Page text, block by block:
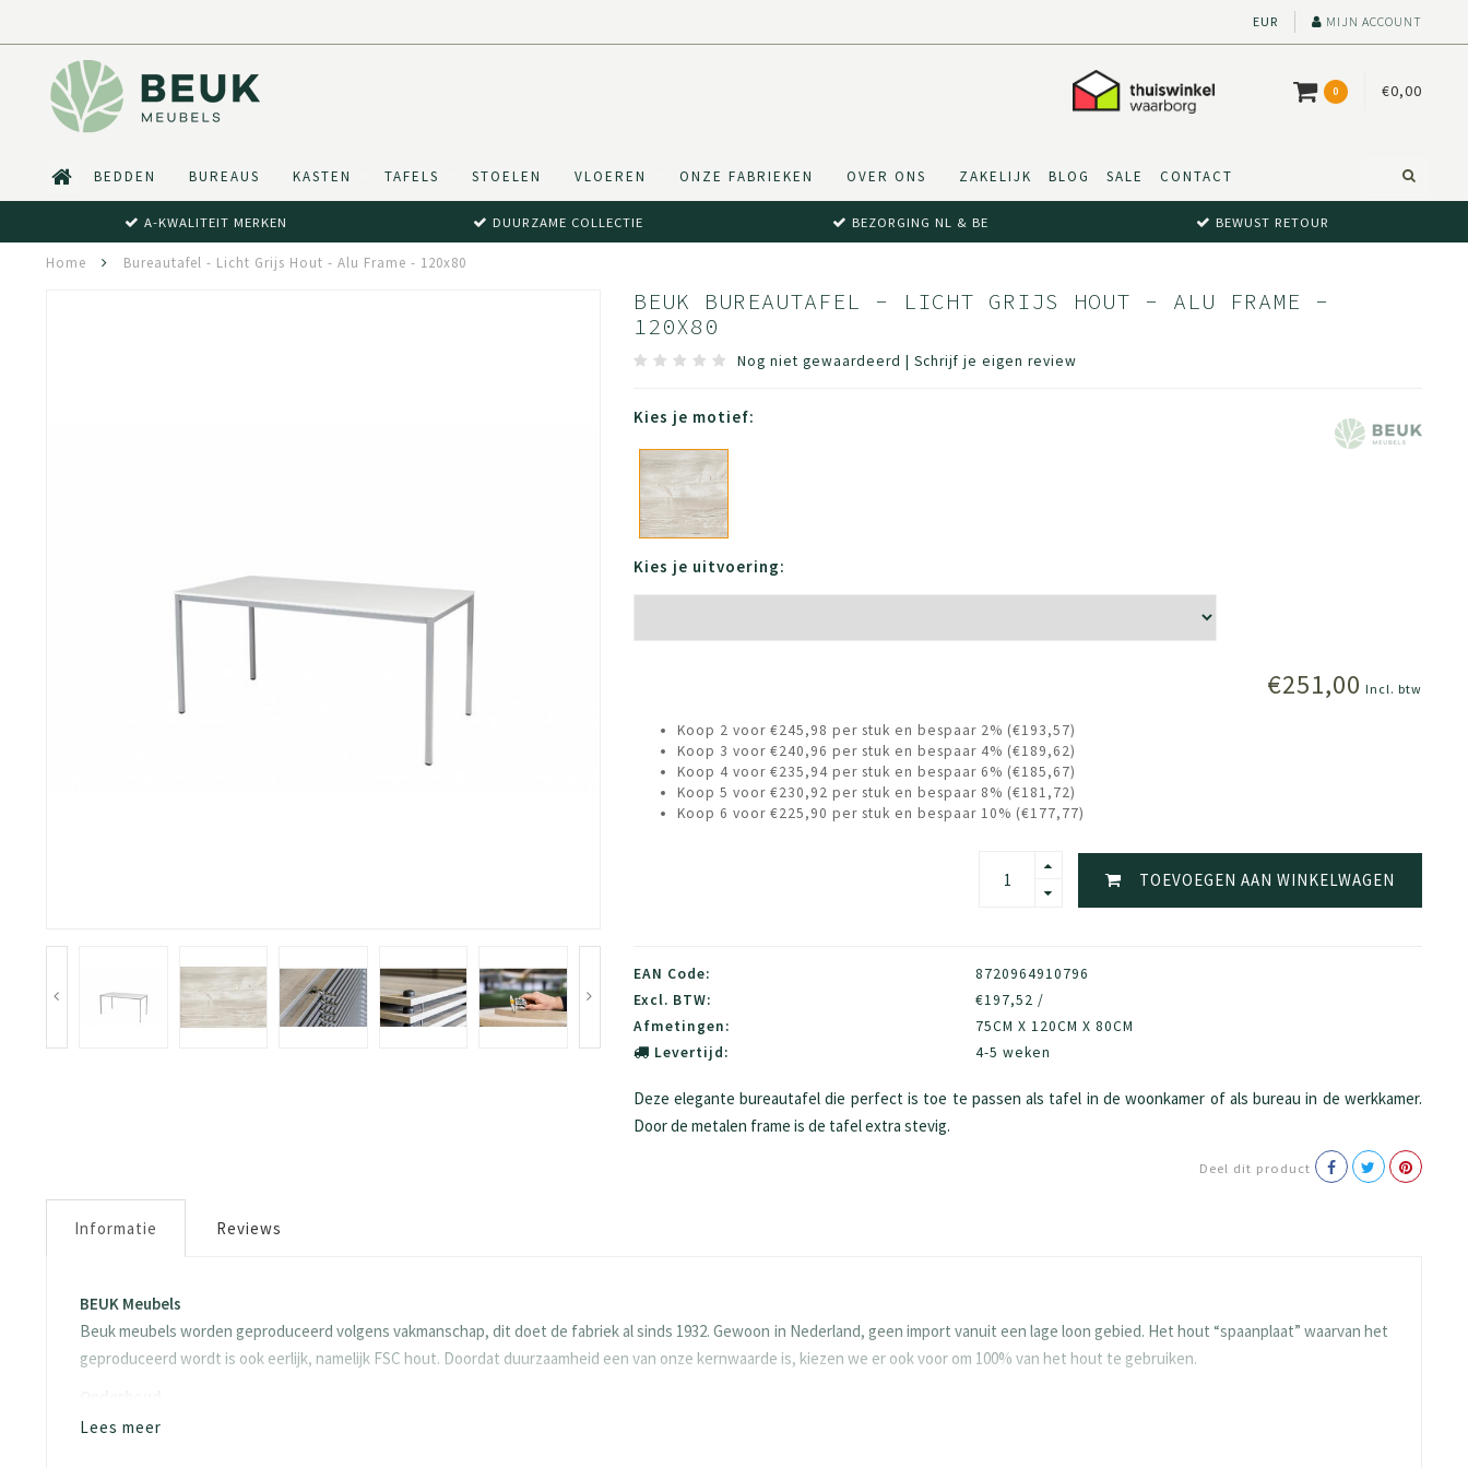
EUR MIJN ACCOUNT
0 €0,00
BEDDEN BUREAUS KASTEN TAFELS STOELEN VLOEREN ONZE FABRIEKEN OVER ONS ZAKELIJK BLOG SALE CONTACT
A-KWALITEIT MERKEN DUURZAME COLLECTIE BEZORGING NL & BE BEWUST RETOUR
Home Bureautafel - Licht Grijs Hout - Alu Frame - 120x80
BEUK BUREAUTAFEL - LICHT GRIJS HOUT - ALU FRAME -
120X80
Nog niet gewaardeerd | Schrijf je eigen review
Kies je motief:
Kies je uitvoering:
€251,00 Incl. btw
Koop 2 voor €245,98 per stuk en bespaar 2% (€193,57)
Koop 3 voor €240,96 per stuk en bespaar 4% (€189,62)
Koop 4 voor €235,94 per stuk en bespaar 6% (€185,67)
Koop 5 voor €230,92 per stuk en bespaar 8% (€181,72)
Koop 6 voor €225,90 per stuk en bespaar 10% (€177,77)
TOEVOEGEN AAN WINKELWAGEN
EAN Code:
8720964910796
Excl. BTW:
€197,52 /
Afmetingen:
75CM X 120CM X 80CM
Levertijd:
4-5 weken
Deze elegante bureautafel die perfect is toe te passen als tafel in de woonkamer of als bureau in de werkkamer.
Door de metalen frame is de tafel extra stevig.
Deel dit product
Informatie Reviews
BEUK Meubels
Beuk meubels worden geproduceerd volgens vakmanschap, dit doet de fabriek al sinds 1932. Gewoon in Nederland, geen import vanuit een lage loon gebied. Het hout “spaanplaat” waarvan het
geproduceerd wordt is ook eerlijk, namelijk FSC hout. Doordat duurzaamheid een van onze kernwaarde is, kiezen we er ook voor om 100% van het hout te gebruiken.
Wat kan jij doen om je product zo goed mogelijk te houden? Houten meubels vragen om aandacht en goede zorg. Zo gaan ze langer mee en blijven ze langdurig mooi. Gelukkig heeft BEUK al veel
Lees meer